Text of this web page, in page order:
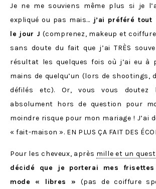
Je ne me souviens même plus si je
expliqué ou pas mais… j’ai préféré tout
le jour J (comprenez, makeup et
sans doute du fait que j’ai TRÈS
résultat les quelques fois où j’ai eu à
mains de quelqu’un (lors de shootings,
défilés etc). Or, vous vous doutez
absolument hors de question pour
moindre risque pour mon mariage ! J’ai
« fait-maison ». EN PLUS ÇA FAIT DES
Pour les cheveux, après mille et un
décidé que je porterai mes frisettes
mode « libres » (pas de coiffure